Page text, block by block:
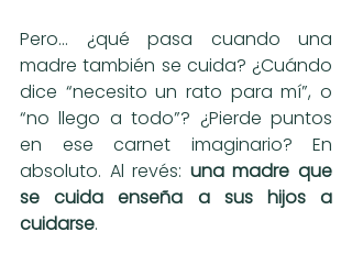
Pero... ¿qué pasa cuando una
madre también se cuida? ¿Cuándo
dice “necesito un rato para mí”, o
“no llego a todo”? ¿Pierde puntos
en ese carnet imaginario? En
absoluto. Al revés: una madre que
se cuida enseña a sus hijos a
cuidarse.